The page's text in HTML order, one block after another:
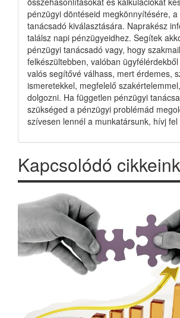
pénzügyi döntéseid megkönnyítésére, a
tanácsadó kiválasztására. Naprakész
találsz napi pénzügyeidhez. Segítek
pénzügyi tanácsadó vagy, hogy
felkészültebben, valóban
valós segítővé válhass, mert érdemes,
ismeretekkel, megfelelő
dolgozni. Ha független pénzügyi
szükséged a pénzügyi problémád
szívesen lennél a munkatársunk, hívj fel
Kapcsolódó